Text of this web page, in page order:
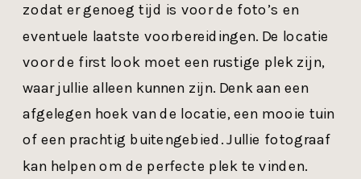
zodat er genoeg tijd is voor de foto’s en
eventuele laatste voorbereidingen. De locatie
voor de first look moet een rustige plek zijn,
waar jullie alleen kunnen zijn. Denk aan een
afgelegen hoek van de locatie, een mooie tuin
of een prachtig buitengebied. Jullie fotograaf
kan helpen om de perfecte plek te vinden.